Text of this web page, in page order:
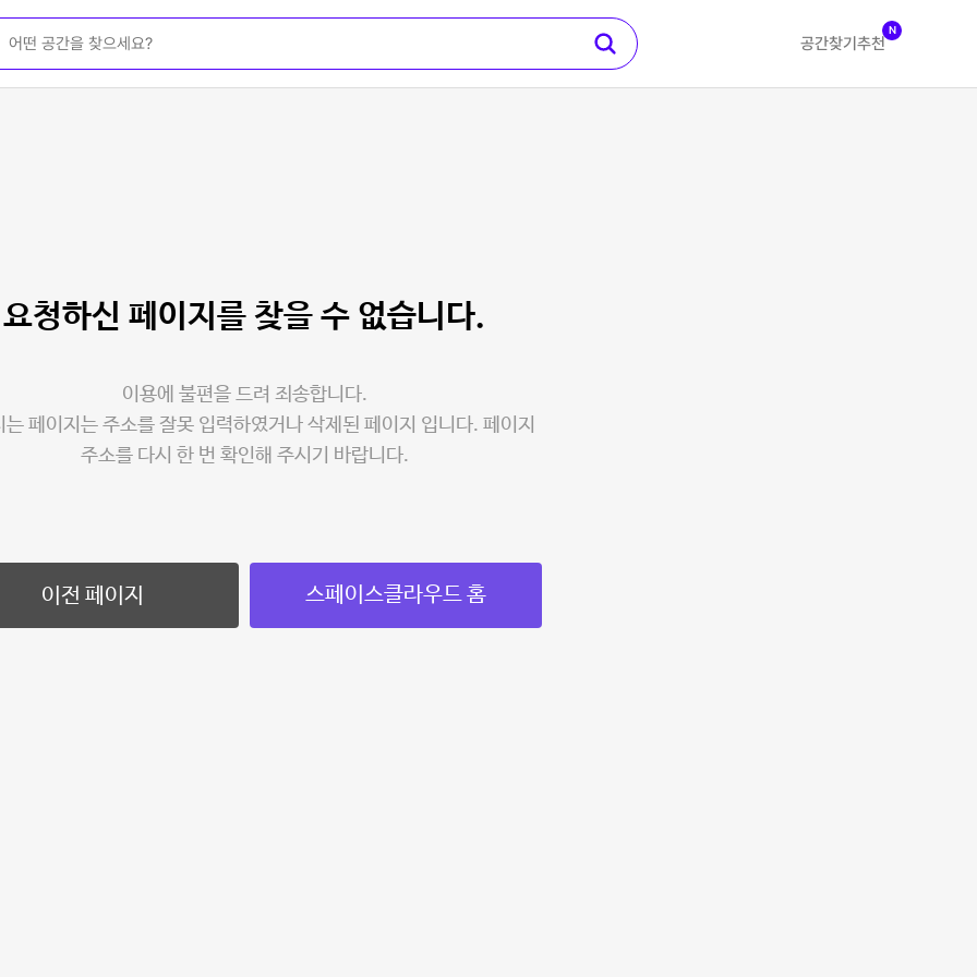
공간찾기 추천
N
요청하신 페이지를 찾을 수 없습니다.
이용에 불편을 드려 죄송합니다.
는 페이지는 주소를 잘못 입력하였거나 삭제된 페이지 입니다. 페이지
주소를 다시 한 번 확인해 주시기 바랍니다.
이전 페이지 스페이스클라우드 홈